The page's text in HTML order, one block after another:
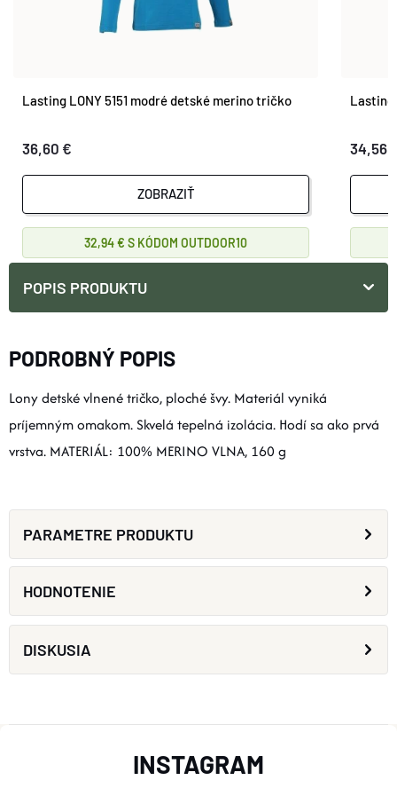
Lasting LONY 5151 modré detské merino tričko
36,60 €
ZOBRAZIŤ
32,94 € OUTDOOR10
Lasting
34,56
POPIS PRODUKTU
PODROBNÝ POPIS
Lony detské vlnené tričko, ploché švy. Materiál vyniká
príjemným omakom. Skvelá tepelná izolácia. Hodí sa ako prvá
vrstva. MATERIÁL: 100% MERINO VLNA, 160 g
PARAMETRE PRODUKTU
HODNOTENIE
DISKUSIA
INSTAGRAM